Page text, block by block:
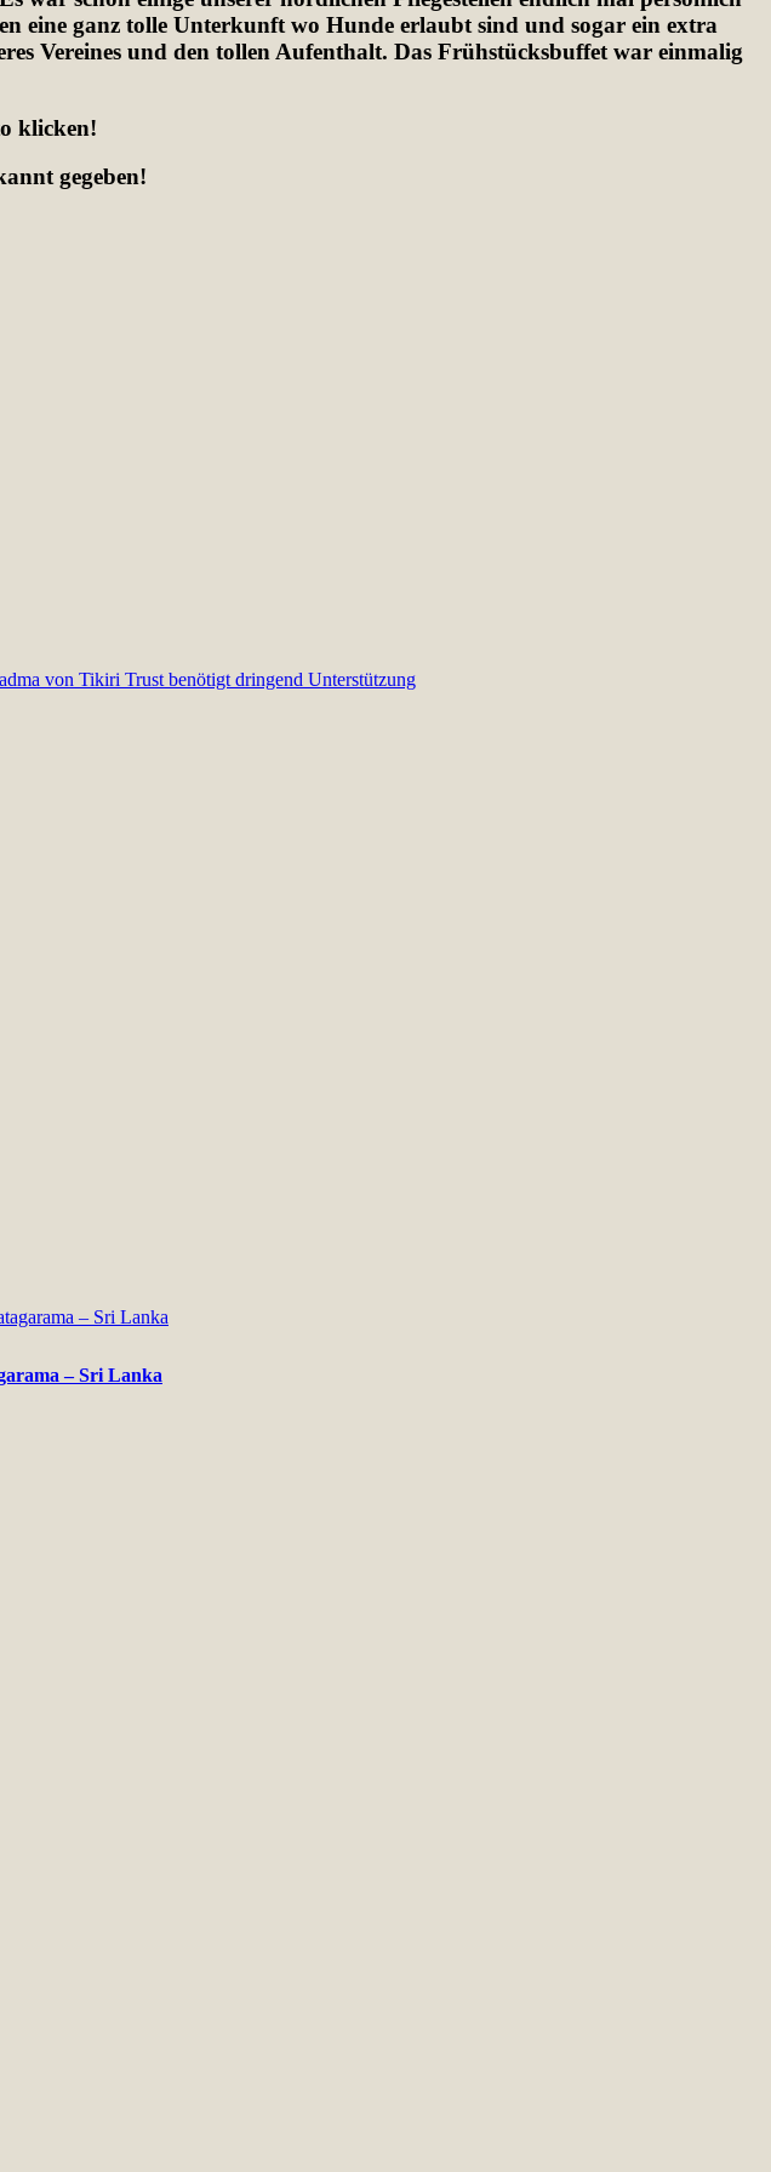
eine ganz tolle Unterkunft wo Hunde erlaubt sind und sogar ein extra
Vereines und den tollen Aufenthalt. Das Frühstücksbuffet war einmalig
klicken!
gegeben!
von Tikiri Trust benötigt dringend Unterstützung
– Sri Lanka